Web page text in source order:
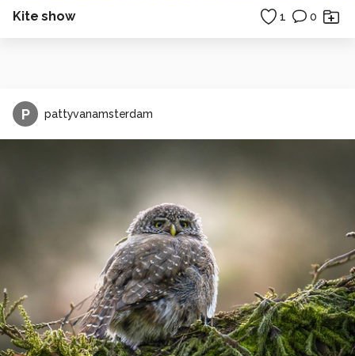
Kite show 1 0
P pattyvanamsterdam